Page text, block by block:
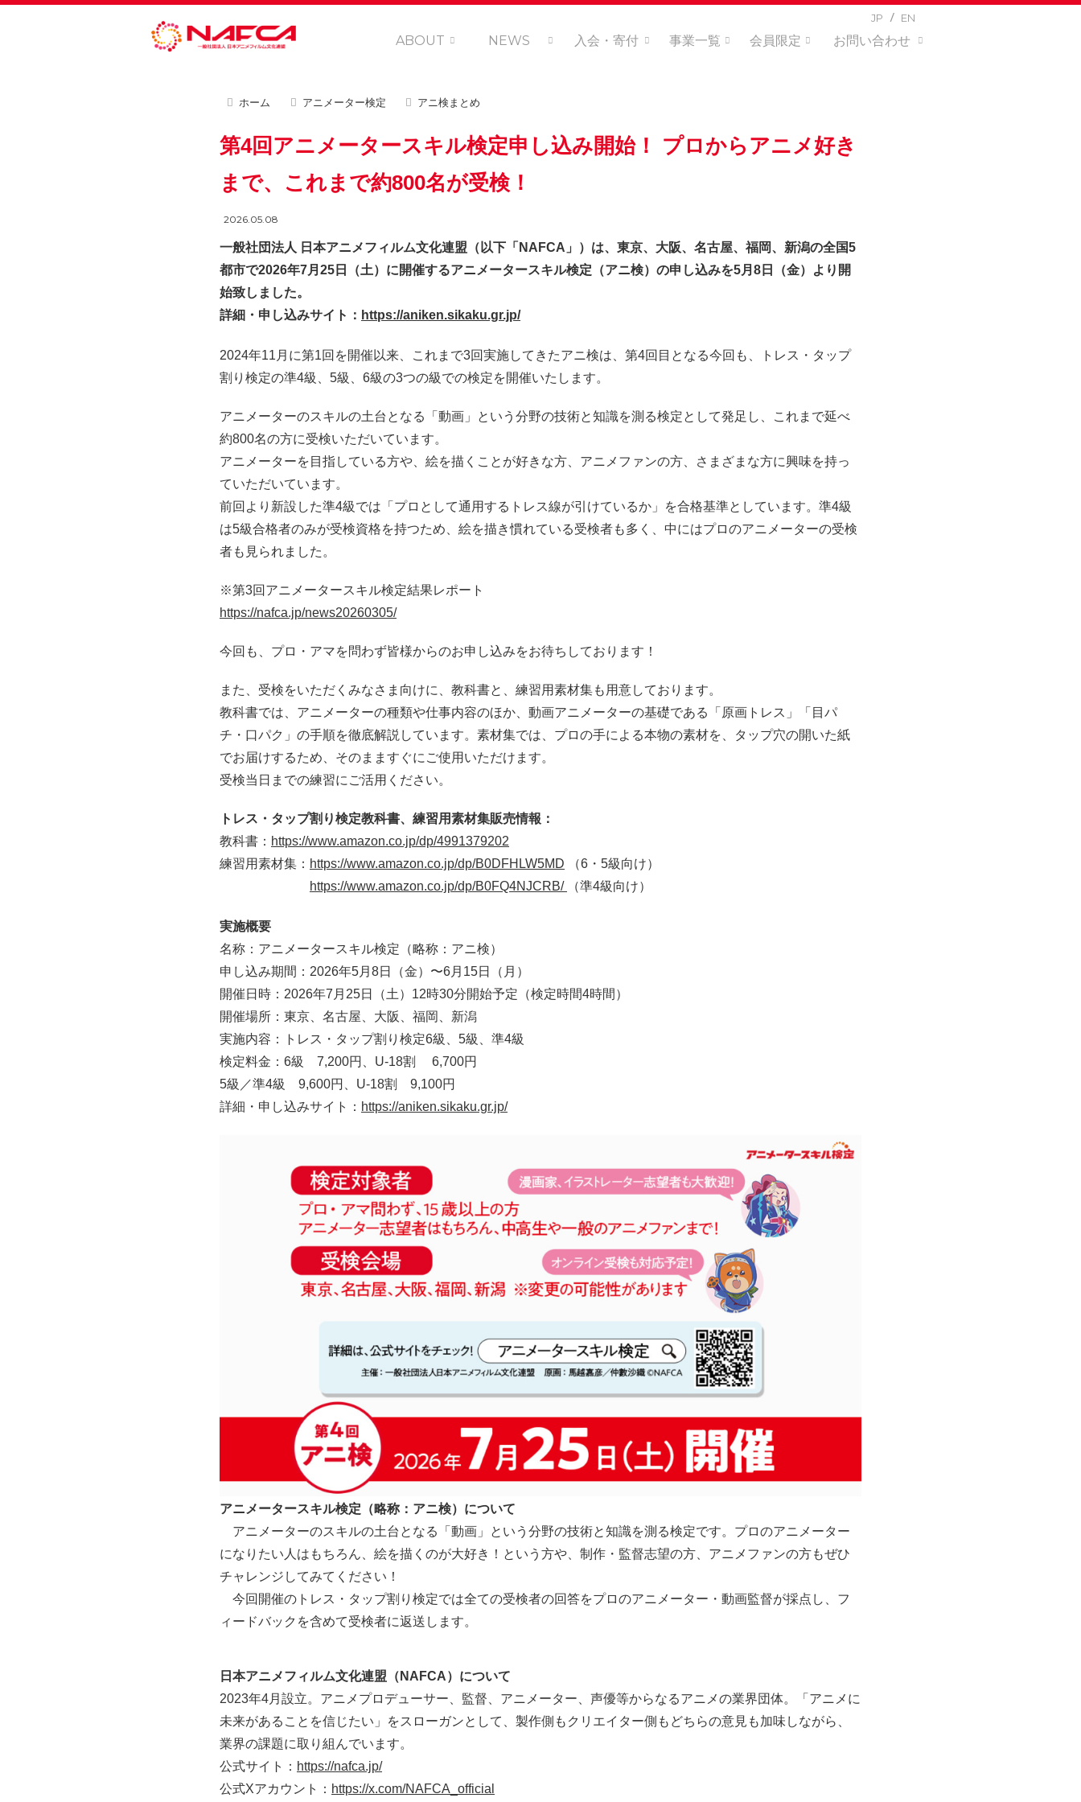
JP EN
ABOUT NEWS 入会・寄付 事業一覧 会員限定 お問い合わせ
ホーム アニメーター検定 アニ検まとめ
第4回アニメータースキル検定申し込み開始！ プロからアニメ好き
まで、これまで約800名が受検！
2026.05.08
一般社団法人 日本アニメフィルム文化連盟（以下「NAFCA」）は、東京、大阪、名古屋、福岡、新潟の全国5
都市で2026年7月25日（土）に開催するアニメータースキル検定（アニ検）の申し込みを5月8日（金）より開
始致しました。
詳細・申し込みサイト： https://aniken.sikaku.gr.jp/
2024年11月に第1回を開催以来、これまで3回実施してきたアニ検は、第4回目となる今回も、トレス・タップ
割り検定の準4級、5級、6級の3つの級での検定を開催いたします。
アニメーターのスキルの土台となる「動画」という分野の技術と知識を測る検定として発足し、これまで延べ
約800名の方に受検いただいています。
アニメーターを目指している方や、絵を描くことが好きな方、アニメファンの方、さまざまな方に興味を持っ
ていただいています。
前回より新設した準4級では「プロとして通用するトレス線が引けているか」を合格基準としています。準4級
は5級合格者のみが受検資格を持つため、絵を描き慣れている受検者も多く、中にはプロのアニメーターの受検
者も見られました。
※第3回アニメータースキル検定結果レポート
https://nafca.jp/news20260305/
今回も、プロ・アマを問わず皆様からのお申し込みをお待ちしております！
また、受検をいただくみなさま向けに、教科書と、練習用素材集も用意しております。
教科書では、アニメーターの種類や仕事内容のほか、動画アニメーターの基礎である「原画トレス」「目パ
チ・口パク」の手順を徹底解説しています。素材集では、プロの手による本物の素材を、タップ穴の開いた紙
でお届けするため、そのまますぐにご使用いただけます。
受検当日までの練習にご活用ください。
トレス・タップ割り検定教科書、練習用素材集販売情報：
教科書： https://www.amazon.co.jp/dp/4991379202
練習用素材集： https://www.amazon.co.jp/dp/B0DFHLW5MD （6・5級向け）
https://www.amazon.co.jp/dp/B0FQ4NJCRB/
（準4級向け）
実施概要
名称：アニメータースキル検定（略称：アニ検）
申し込み期間：2026年5月8日（金）〜6月15日（月）
開催日時：2026年7月25日（土）12時30分開始予定（検定時間4時間）
開催場所：東京、名古屋、大阪、福岡、新潟
実施内容：トレス・タップ割り検定6級、5級、準4級
検定料金：6級 7,200円、U-18割 6,700円
5級／準4級 9,600円、U-18割 9,100円
詳細・申し込みサイト： https://aniken.sikaku.gr.jp/
アニメータースキル検定（略称：アニ検）について
アニメーターのスキルの土台となる「動画」という分野の技術と知識を測る検定です。プロのアニメーター
になりたい人はもちろん、絵を描くのが大好き！という方や、制作・監督志望の方、アニメファンの方もぜひ
チャレンジしてみてください！
今回開催のトレス・タップ割り検定では全ての受検者の回答をプロのアニメーター・動画監督が採点し、フ
ィードバックを含めて受検者に返送します。
日本アニメフィルム文化連盟（NAFCA）について
2023年4月設立。アニメプロデューサー、監督、アニメーター、声優等からなるアニメの業界団体。「アニメに
未来があることを信じたい」をスローガンとして、製作側もクリエイター側もどちらの意見も加味しながら、
業界の課題に取り組んでいます。
公式サイト： https://nafca.jp/
公式Xアカウント： https://x.com/NAFCA_official